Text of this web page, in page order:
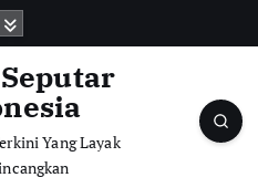
Yang Layak